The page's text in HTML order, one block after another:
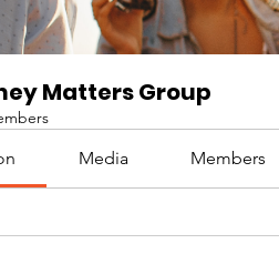
Matters Group
Media Members